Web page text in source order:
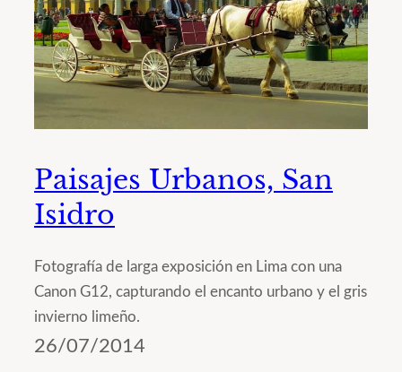
Paisajes Urbanos, San
Isidro
Fotografía de larga exposición en Lima con una
Canon G12, capturando el encanto urbano y el gris
invierno limeño.
26/07/2014